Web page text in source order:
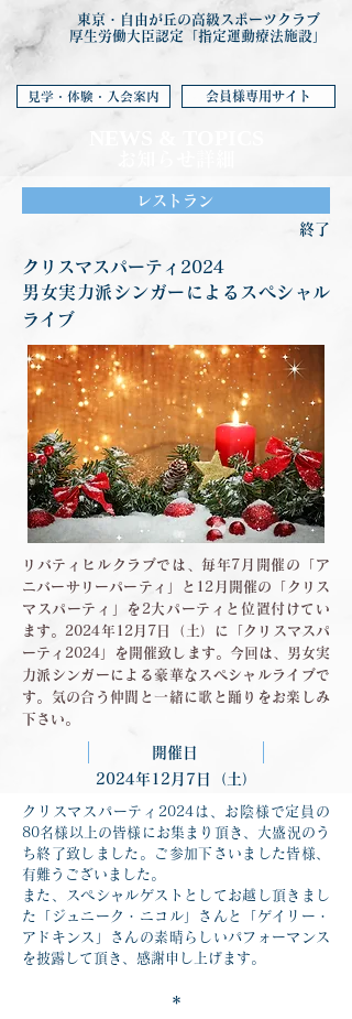
東京・自由が丘の高級スポーツクラブ
厚生労働大臣認定「指定運動療法施設」
見学・体験・入会案内 会員様専用サイト
レストラン
終了
クリスマスパーティ2024
男女実力派シンガーによるスペシャル
ライブ
リバティヒルクラブでは、毎年7月開催の「ア
ニバーサリーパーティ」と12月開催の「クリス
マスパーティ」を2大パーティと位置付けてい
ます。2024年12月7日（土）に「クリスマスパ
ーティ2024」を開催致します。今回は、男女実
力派シンガーによる豪華なスペシャルライブで
す。気の合う仲間と一緒に歌と踊りをお楽しみ
下さい。
開催日
2024年12月7日（土）
クリスマスパーティ2024は、お陰様で定員の
80名様以上の皆様にお集まり頂き、大盛況のう
ち終了致しました。ご参加下さいました皆様、
有難うございました。
また、スペシャルゲストとしてお越し頂きまし
た「ジュニーク・ニコル」さんと「ゲイリー・
アドキンス」さんの素晴らしいパフォーマンス
を披露して頂き、感謝申し上げます。
＊